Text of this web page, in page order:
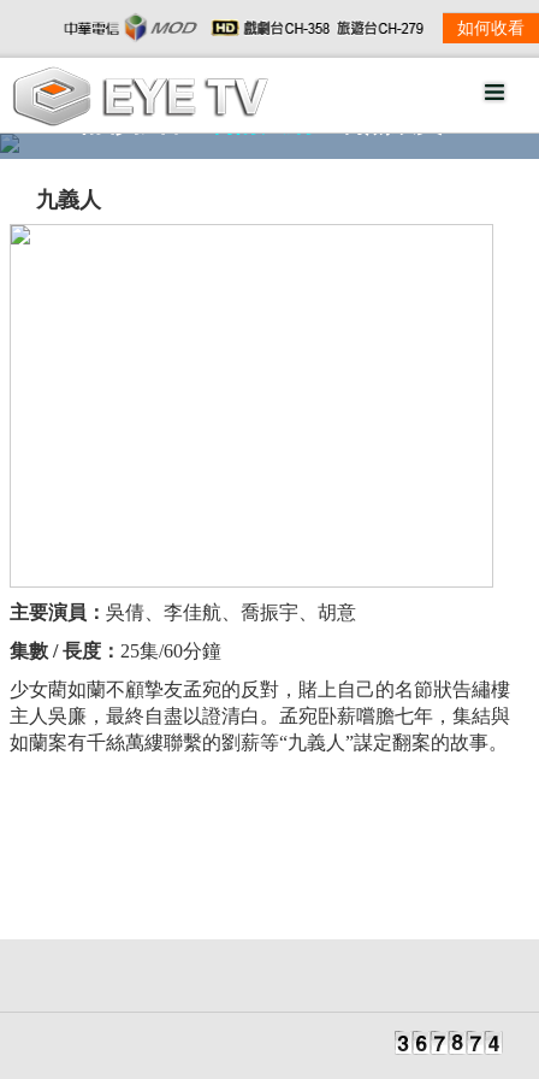
如何收看
精彩影音 劇情大綱
九義人
主要演員： 吳倩、李佳航、喬振宇、胡意
集數 / 長度： 25集/60分鐘
少女藺如蘭不顧摯友孟宛的反對，賭上自己的名節狀告繡樓
主人吳廉，最終自盡以證清白。孟宛卧薪嚐膽七年，集結與
如蘭案有千絲萬縷聯繫的劉薪等“九義人”謀定翻案的故事。